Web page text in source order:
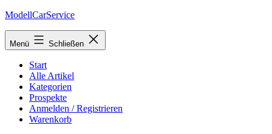
Zum
springen
ModellCarService
Menü Schließen
Start
Alle Artikel
Kategorien
Prospekte
Anmelden / Registrieren
Warenkorb